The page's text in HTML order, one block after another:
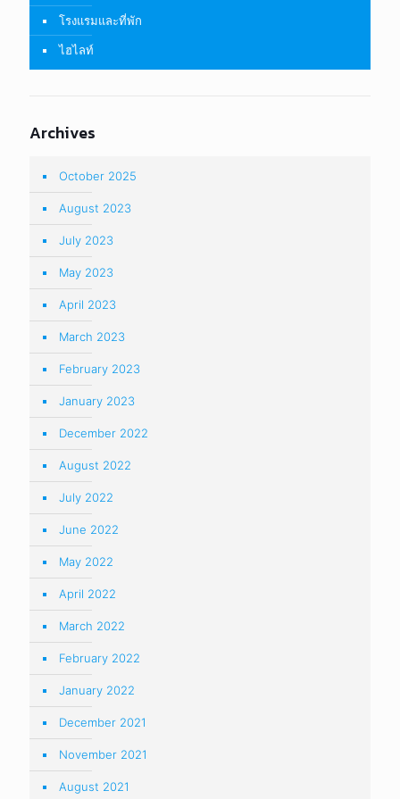
โรงแรมและที่พัก
ไฮไลท์
Archives
October 2025
August 2023
July 2023
May 2023
April 2023
March 2023
February 2023
January 2023
December 2022
August 2022
July 2022
June 2022
May 2022
April 2022
March 2022
February 2022
January 2022
December 2021
November 2021
August 2021